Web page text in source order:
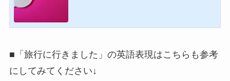
■「旅行に行きました」の英語表現はこちらも参考
にしてみてください↓